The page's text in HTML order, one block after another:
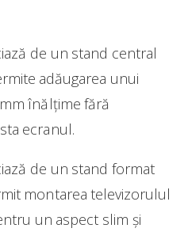
de un stand central
adăugarea unui
înălțime fără
ecranul.
de un stand format
montarea televizorulul
un aspect slim și